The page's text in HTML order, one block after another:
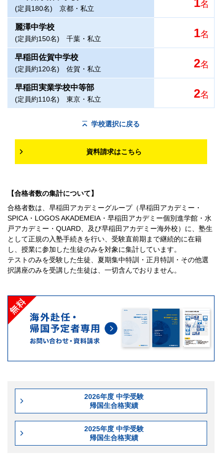
(定員180名) 京都・私立 1名
麗澤中学校
(定員約150名) 千葉・私立 1名
早稲田佐賀中学校
(定員約120名) 佐賀・私立 2名
早稲田実業学校中等部
(定員約110名) 東京・私立 2名
学校選択に戻る
資料請求はこちら
【合格者数の集計について】
合格者数は、早稲田アカデミーグループ（早稲田アカデミー・
SPICA・LOGOS AKADEMEIA・早稲田アカデミー個別進学館・水
戸アカデミー・QUARD、及び早稲田アカデミー海外校）に、塾生
として正規の入塾手続きを行い、受験直前期まで継続的に在籍
し、授業に参加した生徒のみを対象に集計しています。
テストのみを受験した生徒、夏期集中特訓・正月特訓・その他選
択講座のみを受講した生徒は、一切含んでおりません。
2026年度 中学受験
帰国生合格実績
2025年度 中学受験
帰国生合格実績